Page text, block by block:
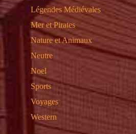
Légendes Médiévales
Mer et Pirates
Nature et Animaux
Neutre
Noel
Sports
Voyages
Western